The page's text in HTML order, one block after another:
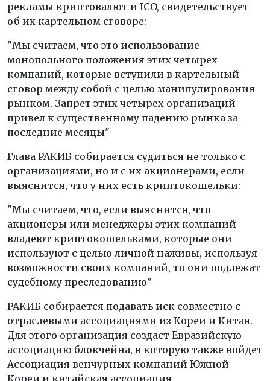
рекламы криптовалют и ICO, свидетельствует
об их картельном сговоре:
"Мы считаем, что это использование
монопольного положения этих четырех
компаний, которые вступили в картельный
сговор между собой с целью манипулирования
рынком. Запрет этих четырех организаций
привел к существенному падению рынка за
последние месяцы"
Глава РАКИБ собирается судиться не только с
организациями, но и с их акционерами, если
выяснится, что у них есть криптокошельки:
"Мы считаем, что, если выяснится, что
акционеры или менеджеры этих компаний
владеют криптокошельками, которые они
используют с целью личной наживы, используя
возможности своих компаний, то они подлежат
судебному преследованию"
РАКИБ собирается подавать иск совместно с
отраслевыми ассоциациями из Кореи и Китая.
Для этого организация создаст Евразийскую
ассоциацию блокчейна, в которую также войдет
Ассоциация венчурных компаний Южной